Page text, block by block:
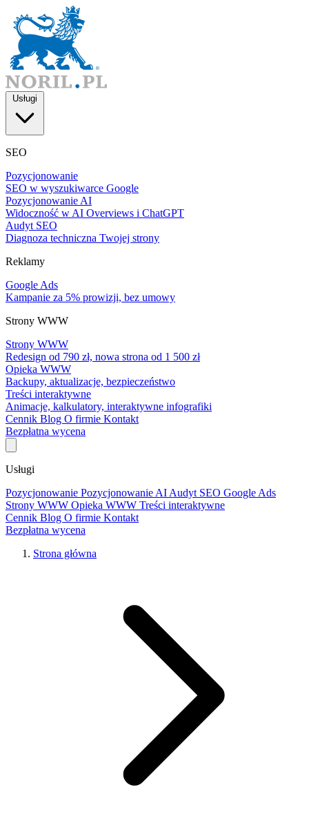
Usługi
SEO
Pozycjonowanie
SEO w wyszukiwarce Google
Pozycjonowanie AI
Widoczność w AI Overviews i ChatGPT
Audyt SEO
Diagnoza techniczna Twojej strony
Reklamy
Google Ads
Kampanie za 5% prowizji, bez umowy
Strony WWW
Strony WWW
Redesign od 790 zł, nowa strona od 1 500 zł
Opieka WWW
Backupy, aktualizacje, bezpieczeństwo
Treści interaktywne
Animacje, kalkulatory, interaktywne infografiki
Cennik Blog O firmie Kontakt
Bezpłatna wycena
Usługi
Pozycjonowanie Pozycjonowanie AI Audyt SEO Google Ads
Strony WWW Opieka WWW Treści interaktywne
Cennik Blog O firmie Kontakt
Bezpłatna wycena
Strona główna